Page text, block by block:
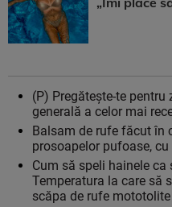
(P) Pregătește-te
generală a celor mai
Balsam de rufe făcut în
prosoapelor pufoase,
Cum să speli hainele
Temperatura la care să
scăpa de rufe mototolite